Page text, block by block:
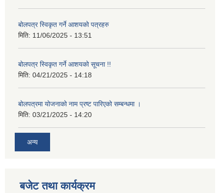
बोलपत्र स्विकृत गर्ने आशयको पत्रहरु
मिति: 11/06/2025 - 13:51
बोलपत्र स्विकृत गर्ने आशयको सूचना !!
मिति: 04/21/2025 - 14:18
बोलपत्रमा योजनाको नाम प्रष्ट पारिएको सम्बन्धमा ।
मिति: 03/21/2025 - 14:20
अन्य
बजेट तथा कार्यक्रम